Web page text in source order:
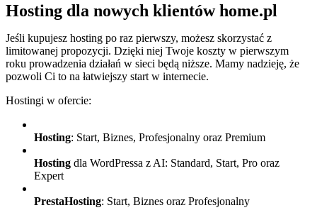
Hosting dla nowych klientów home.pl
Jeśli kupujesz hosting po raz pierwszy, możesz skorzystać z
limitowanej propozycji. Dzięki niej Twoje koszty w pierwszym
roku prowadzenia działań w sieci będą niższe. Mamy nadzieję, że
pozwoli Ci to na łatwiejszy start w internecie.
Hostingi w ofercie:
Hosting: Start, Biznes, Profesjonalny oraz Premium
Hosting dla WordPressa z AI: Standard, Start, Pro oraz
Expert
PrestaHosting: Start, Biznes oraz Profesjonalny